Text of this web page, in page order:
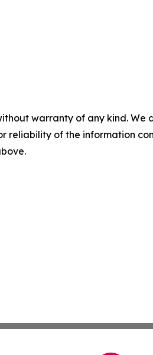
warranty of any kind.
reliability of the information